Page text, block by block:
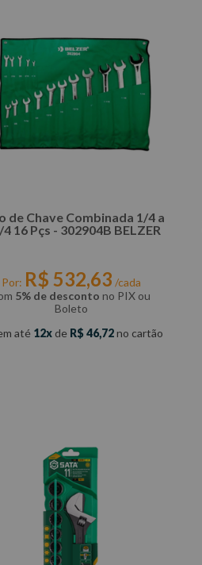
de Chave Combinada 1/4 a
4 16 Pçs - 302904B BELZER
Por: R$ 532,63 /cada
5% de desconto no PIX ou
Boleto
até 12 de R$46,72no cartão